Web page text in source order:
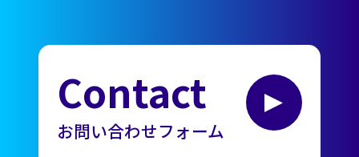
Contact
お問い合わせフォーム